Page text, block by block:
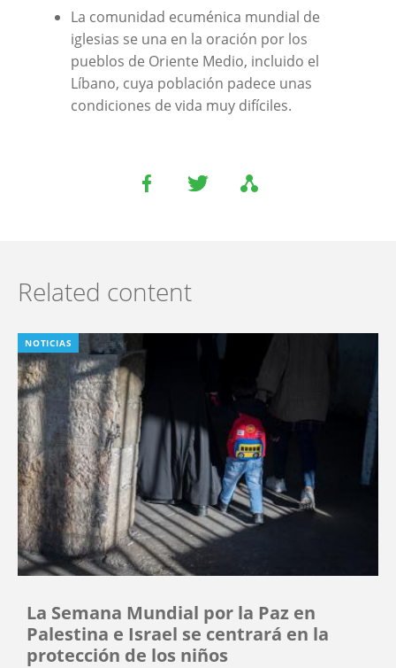
La comunidad ecuménica mundial de
iglesias se una en la oración por los
pueblos de Oriente Medio, incluido el
Líbano, cuya población padece unas
condiciones de vida muy difíciles.
Related content
NOTICIAS
La Semana Mundial por la Paz en
Palestina e Israel se centrará en la
protección de los niños